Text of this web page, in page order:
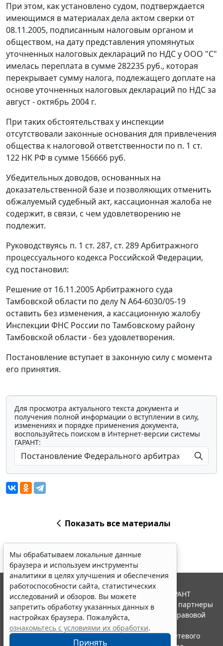
При этом, как установлено судом, подтверждается
имеющимся в материалах дела актом сверки от
08.11.2005, подписанным налоговым органом и
обществом, на дату представления упомянутых
уточненных налоговых деклараций по НДС у ООО "С"
имелась переплата в сумме 282235 руб., которая
перекрывает сумму налога, подлежащего доплате на
основе уточненных налоговых деклараций по НДС за
август - октябрь 2004 г.
При таких обстоятельствах у инспекции
отсутствовали законные основания для привлечения
общества к налоговой ответственности по п. 1 ст.
122 НК РФ в сумме 156666 руб.
Убедительных доводов, основанных на
доказательственной базе и позволяющих отменить
обжалуемый судебный акт, кассационная жалоба не
содержит, в связи, с чем удовлетворению не
подлежит.
Руководствуясь п. 1 ст. 287, ст. 289Арбитражного
процессуального кодекса Российской Федерации,
суд постановил:
Решение от 16.11.2005 Арбитражного суда
Тамбовской области по делу N А64-6030/05-19
оставить без изменения, а кассационную жалобу
Инспекции ФНС России по Тамбовскому району
Тамбовской области - без удовлетворения.
Постановление вступает в законную силу с момента
его принятия.
Для просмотра актуального текста документа и
получения полной информации о вступлении в силу,
изменениях и порядке применения документа,
воспользуйтесь поиском в Интернет-версии системы
ГАРАНТ:
Показать все материалы
Мы обрабатываем локальные данные
браузера и используем инструменты
аналитики в целях улучшения и обеспечения
работоспособности сайта, статистических
исследований и обзоров. Вы можете
запретить обработку указанных данных в
настройках браузера. Пожалуйста,
ознакомьтесь с условиями их обработки.
Принять
© ООО "НПП "ГАРАНТ-СЕРВИС", 2026. Система ГАРАНТ
выпускается с 1990 года. Компания "Гарант" и ее партнеры
являются участниками Российской ассоциации правовой
информации ГАРАНТ.
Портал ГАРАНТ.РУ зарегистрирован в качестве сетевого